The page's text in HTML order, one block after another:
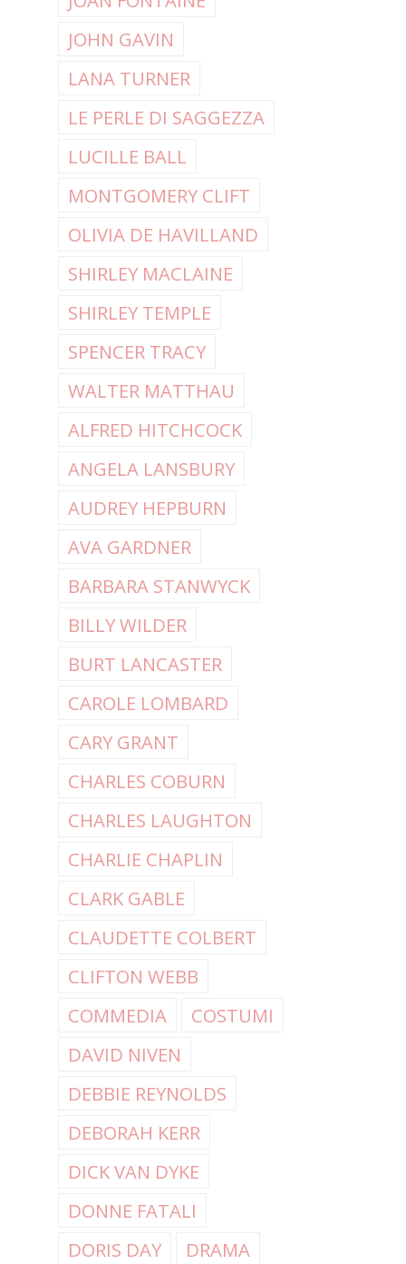
JOHN GAVIN
LANA TURNER
LE PERLE DI SAGGEZZA
LUCILLE BALL
MONTGOMERY CLIFT
OLIVIA DE HAVILLAND
SHIRLEY MACLAINE
SHIRLEY TEMPLE
SPENCER TRACY
WALTER MATTHAU
ALFRED HITCHCOCK
ANGELA LANSBURY
AUDREY HEPBURN
AVA GARDNER
BARBARA STANWYCK
BILLY WILDER
BURT LANCASTER
CAROLE LOMBARD
CARY GRANT
CHARLES COBURN
CHARLES LAUGHTON
CHARLIE CHAPLIN
CLARK GABLE
CLAUDETTE COLBERT
CLIFTON WEBB
COMMEDIA
COSTUMI
DAVID NIVEN
DEBBIE REYNOLDS
DEBORAH KERR
DICK VAN DYKE
DONNE FATALI
DORIS DAY
DRAMA